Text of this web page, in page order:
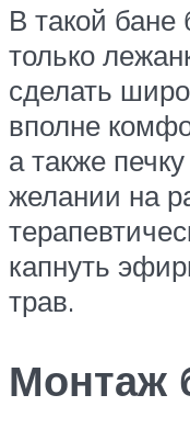
В такой бане
только
сделать
вполне
а также
желании на
капнуть
трав.
Монтаж